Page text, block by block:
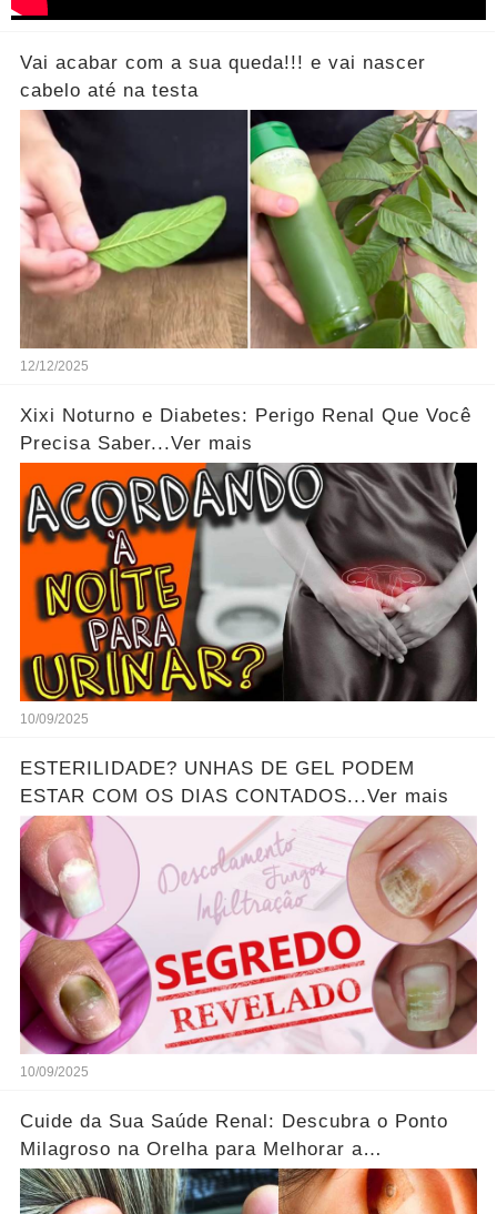
Vai acabar com a sua queda!!! e vai nascer
cabelo até na testa
12/12/2025
Xixi Noturno e Diabetes: Perigo Renal Que Você
Precisa Saber...Ver mais
10/09/2025
ESTERILIDADE? UNHAS DE GEL PODEM
ESTAR COM OS DIAS CONTADOS...Ver mais
10/09/2025
Cuide da Sua Saúde Renal: Descubra o Ponto
Milagroso na Orelha para Melhorar a
Circulação!...Ver mais